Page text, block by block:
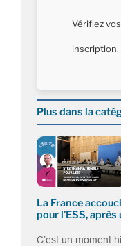
Vérifiez
inscription.
Plus dans la
La France
pour l’ESS,
C’est un moment